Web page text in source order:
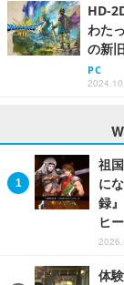
HD-
わた
の新
PC
祖
に
録
ヒ
体